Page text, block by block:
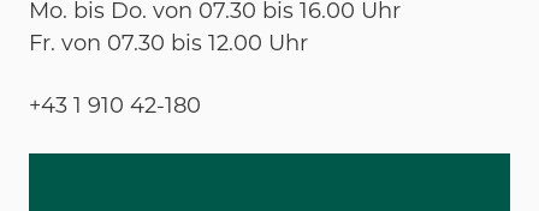
Mo. bis Do. von 07.30 bis 16.00 Uhr
Fr. von 07.30 bis 12.00 Uhr
+43 1 910 42-180